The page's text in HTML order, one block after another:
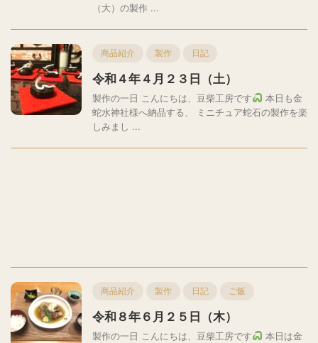
（大）の製作 ...
商品紹介 製作 日記
令和４年４月２３日（土）
製作の一日 こんにちは、豆柴工房です
本日も金
蛇水神社様へ納品する、 ミニチュア蛇石の製作を楽
しみまし ...
商品紹介 製作 日記 ご飯
令和８年６月２５日（木）
製作の一日 こんにちは、豆柴工房です
本日は金